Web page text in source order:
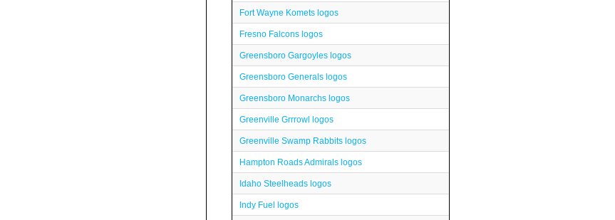
Fort Wayne Komets logos
Fresno Falcons logos
Greensboro Gargoyles logos
Greensboro Generals logos
Greensboro Monarchs logos
Greenville Grrrowl logos
Greenville Swamp Rabbits logos
Hampton Roads Admirals logos
Idaho Steelheads logos
Indy Fuel logos